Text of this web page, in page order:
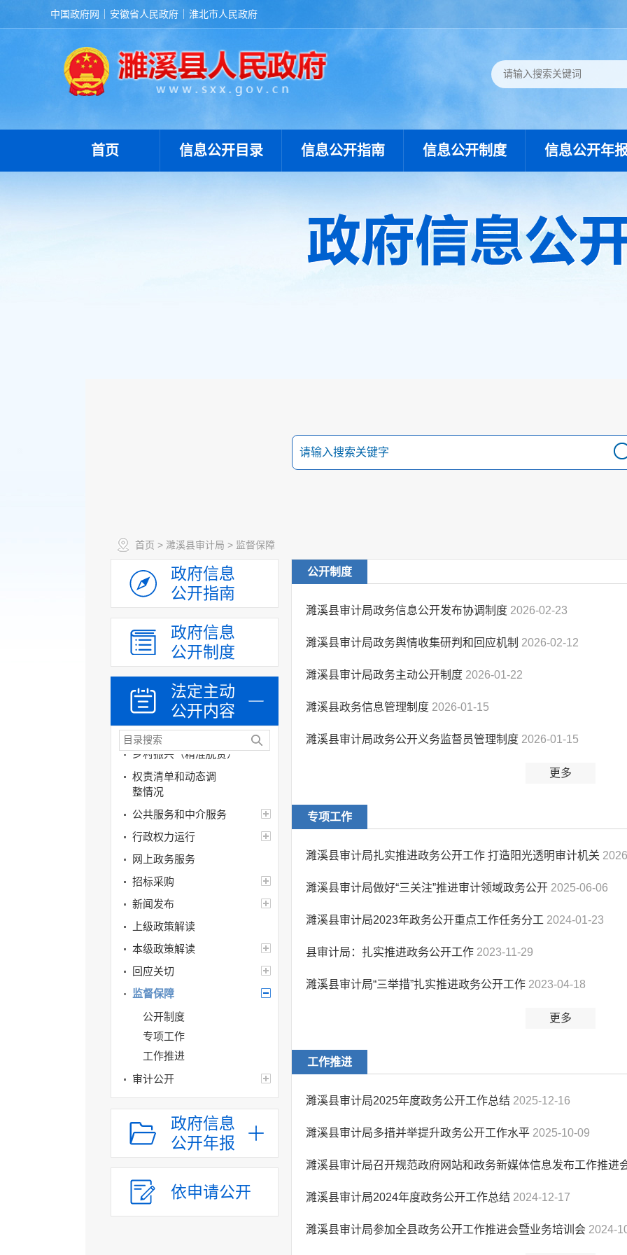
中国政府网 安徽省人民政府 淮北市人民政府
首页 信息公开目录 信息公开指南 信息公开制度 信息公开年
首页 > 濉溪县审计局 > 监督保障
政府信息
公开指南
政府信息
公开制度
法定主动
公开内容
重大决策预公开
规划计划
决策部署落实情况
建议提案办理
机构领导
机构设置
人事信息
财政资金
应急管理
乡村振兴（精准脱贫）
权责清单和动态调
整情况
公共服务和中介服务
行政权力运行
网上政务服务
招标采购
新闻发布
上级政策解读
本级政策解读
回应关切
监督保障
公开制度
专项工作
工作推进
审计公开
政府信息
公开年报
依申请公开
公开制度
濉溪县审计局政务信息公开发布协调制度 2026-02-23
濉溪县审计局政务舆情收集研判和回应机制 2026-02-12
濉溪县审计局政务主动公开制度 2026-01-22
濉溪县政务信息管理制度 2026-01-15
濉溪县审计局政务公开义务监督员管理制度 2026-01-15
更多
专项工作
濉溪县审计局扎实推进政务公开工作 打造阳光透明审计机关
濉溪县审计局做好“三关注”推进审计领域政务公开 2025-06-06
濉溪县审计局2023年政务公开重点工作任务分工 2024-01-23
县审计局：扎实推进政务公开工作 2023-11-29
濉溪县审计局“三举措”扎实推进政务公开工作 2023-04-18
更多
工作推进
濉溪县审计局2025年度政务公开工作总结 2025-12-16
濉溪县审计局多措并举提升政务公开工作水平 2025-10-09
濉溪县审计局召开规范政府网站和政务新媒体信息发布工作推进
濉溪县审计局2024年度政务公开工作总结 2024-12-17
濉溪县审计局参加全县政务公开工作推进会暨业务培训会 2024-